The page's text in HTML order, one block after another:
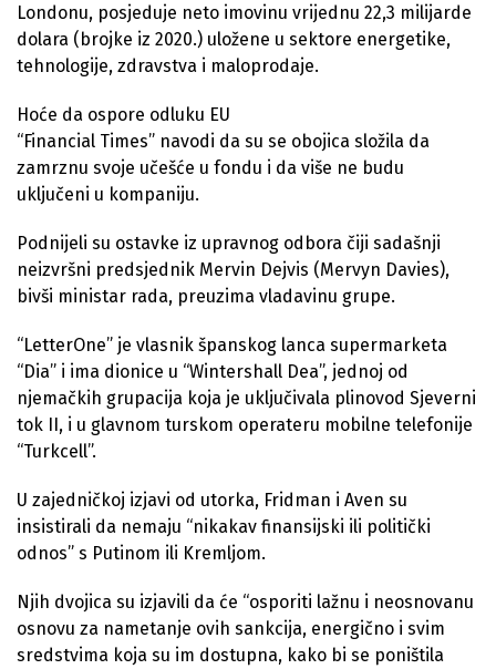
Londonu, posjeduje neto imovinu vrijednu 22,3 milijarde
dolara (brojke iz 2020.) uložene u sektore energetike,
tehnologije, zdravstva i maloprodaje.
Hoće da ospore odluku EU
“Financial Times” navodi da su se obojica složila da
zamrznu svoje učešće u fondu i da više ne budu
uključeni u kompaniju.
Podnijeli su ostavke iz upravnog odbora čiji sadašnji
neizvršni predsjednik Mervin Dejvis (Mervyn Davies),
bivši ministar rada, preuzima vladavinu grupe.
“LetterOne” je vlasnik španskog lanca supermarketa
“Dia” i ima dionice u “Wintershall Dea”, jednoj od
njemačkih grupacija koja je uključivala plinovod Sjeverni
tok II, i u glavnom turskom operateru mobilne telefonije
“Turkcell”.
U zajedničkoj izjavi od utorka, Fridman i Aven su
insistirali da nemaju “nikakav finansijski ili politički
odnos” s Putinom ili Kremljom.
Njih dvojica su izjavili da će “osporiti lažnu i neosnovanu
osnovu za nametanje ovih sankcija, energično i svim
sredstvima koja su im dostupna, kako bi se poništila